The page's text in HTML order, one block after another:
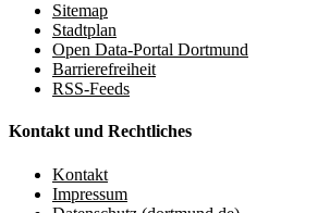
Sitemap
Stadtplan
Open Data-Portal Dortmund
Barrierefreiheit
RSS-Feeds
Kontakt und Rechtliches
Kontakt
Impressum